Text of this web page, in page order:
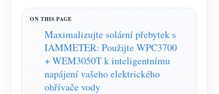
IAMMETER Cloud Pro
Samoobslužná hostingová služba
Nabíječka EV
Simulátor IAMMETER
Virtuální měřič
Maximalizujte solární přebytek s
IAMMETER: Použijte WPC3700
+ WEM3050T k inteligentnímu
napájení vašeho elektrického
ohřívače vody